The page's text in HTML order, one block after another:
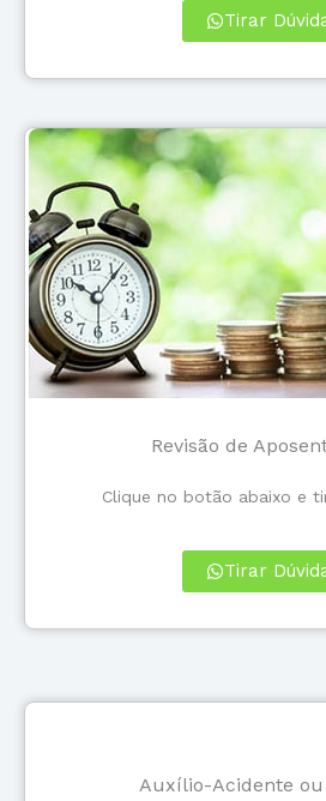
Tirar
Revisão de
Clique no botão abaixo e
Tirar
Auxílio-Acidente